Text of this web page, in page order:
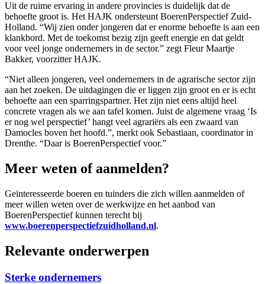
Uit de ruime ervaring in andere provincies is duidelijk dat de
behoefte groot is. Het HAJK ondersteunt BoerenPerspectief Zuid-
Holland. “Wij zien onder jongeren dat er enorme behoefte is aan een
klankbord. Met de toekomst bezig zijn geeft energie en dat geldt
voor veel jonge ondernemers in de sector.” zegt Fleur Maartje
Bakker, voorzitter HAJK.
“Niet alleen jongeren, veel ondernemers in de agrarische sector zijn
aan het zoeken. De uitdagingen die er liggen zijn groot en er is echt
behoefte aan een sparringspartner. Het zijn niet eens altijd heel
concrete vragen als we aan tafel komen. Juist de algemene vraag ‘Is
er nog wel perspectief’ hangt veel agrariërs als een zwaard van
Damocles boven het hoofd.”, merkt ook Sebastiaan, coordinator in
Drenthe. “Daar is BoerenPerspectief voor.”
Meer weten of aanmelden?
Geïnteresseerde boeren en tuinders die zich willen aanmelden of
meer willen weten over de werkwijze en het aanbod van
BoerenPerspectief kunnen terecht bij
www.boerenperspectiefzuidholland.nl.
Relevante onderwerpen
Sterke ondernemers